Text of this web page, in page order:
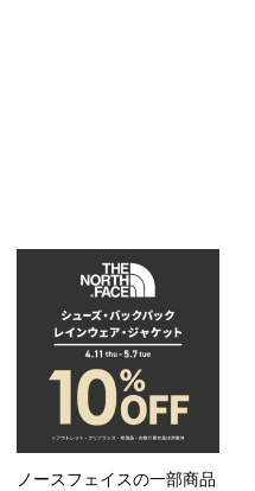
ノースフェイスの一部商品